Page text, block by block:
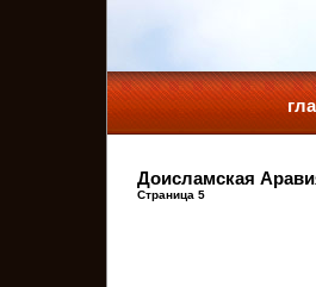
Доисламская
Страница 5